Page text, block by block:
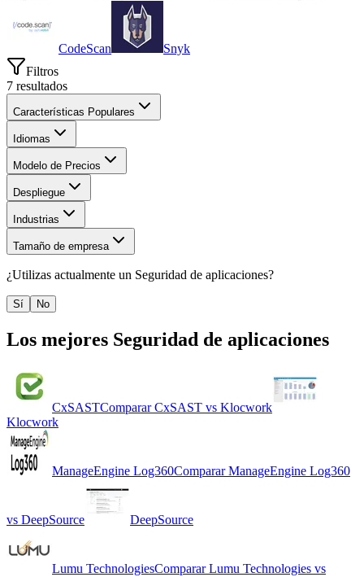
CodeScan
Snyk
Filtros
7 resultados
Características Populares
Idiomas
Modelo de Precios
Despliegue
Industrias
Tamaño de empresa
¿Utilizas actualmente un Seguridad de aplicaciones?
Sí No
Los mejores Seguridad de aplicaciones
CxSASTComparar CxSAST vs Klocwork
Klocwork
ManageEngine Log360Comparar ManageEngine Log360
vs DeepSource DeepSource
Lumu TechnologiesComparar Lumu Technologies vs